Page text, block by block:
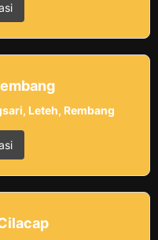
Leteh, Rembang